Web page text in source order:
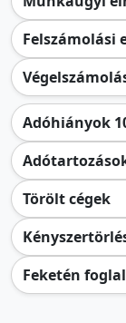
Felszámolási
Adóhiányok
Törölt cégek
Feketén